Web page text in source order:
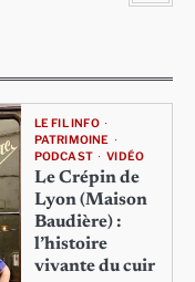
LE FIL INFO
PATRIMOINE
PODCAST
VIDÉO
Le Crépin de
Lyon (Maison
Baudière) :
l’histoire
vivante du cuir